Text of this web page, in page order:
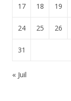
17 18 19
24 25 26
31
« Juil